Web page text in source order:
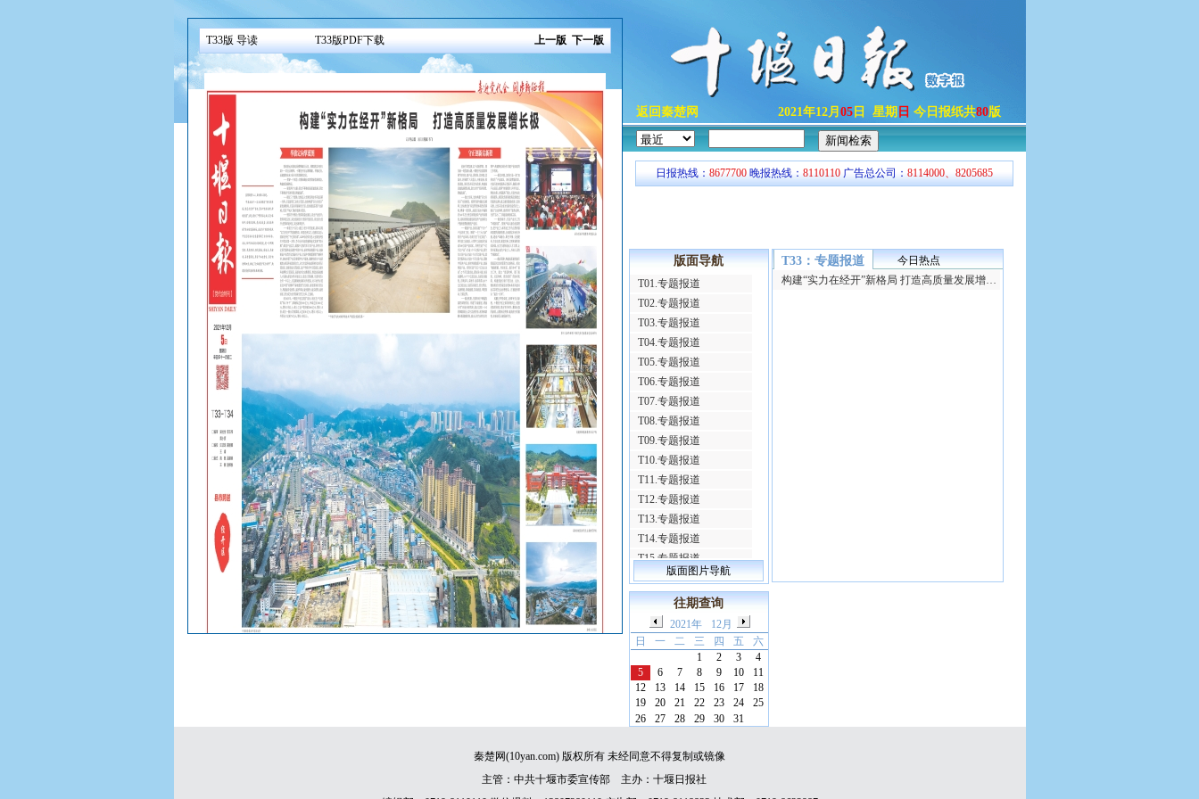
返回秦楚网 2021年12月 05日 星期 日 今日报纸共80版
日报热线： 8677700 晚报热线： 8110110 广告总公司： 8114000、8205685
版面导航
T01.专题报道
T02.专题报道
T03.专题报道
T04.专题报道
T05.专题报道
T06.专题报道
T07.专题报道
T08.专题报道
T09.专题报道
T10.专题报道
T11.专题报道
T12.专题报道
T13.专题报道
T14.专题报道
T15.专题报道
T16.专题报道
T17.专题报道
T18.专题报道
T19.专题报道
T20.专题报道
T21.专题报道
T22.专题报道
T23.专题报道
T25.专题报道
T26.专题报道
版面图片导航
往期查询
2021年
12月
日
一 二 三 四 五
六
1
2 3
4
5
6 7 8 9 10
11
12
13 14 15 16 17
18
19
20 21 22 23 24
25
26
27 28 29 30 31
T33：专题报道
今日热点
构建“实力在经开”新格局 打造高质量发展增长极
T33版 导读 T33版PDF下载 上一版 下一版
秦楚网(10yan.com) 版权所有 未经同意不得复制或镜像
主管：中共十堰市委宣传部 主办：十堰日报社